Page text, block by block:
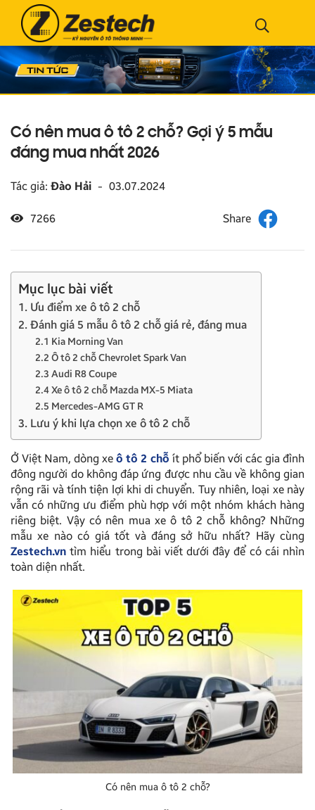
Có nên mua ô tô 2 chỗ? Gợi ý 5 mẫu
đáng mua nhất 2026
Tác giả: Đào Hải - 03.07.2024
7266
Mục lục bài viết
1. Ưu điểm xe ô tô 2 chỗ
2. Đánh giá 5 mẫu ô tô 2 chỗ giá rẻ, đáng mua
2.1 Kia Morning Van
2.2 Ô tô 2 chỗ Chevrolet Spark Van
2.3 Audi R8 Coupe
2.4 Xe ô tô 2 chỗ Mazda MX-5 Miata
2.5 Mercedes-AMG GT R
3. Lưu ý khi lựa chọn xe ô tô 2 chỗ
Ở Việt Nam, dòng xeô tô 2 chỗ ít phổ biến với các gia đình
đông người do không đáp ứng được nhu cầu về không gian
rộng rãi và tính tiện lợi khi di chuyển. Tuy nhiên, loại xe này
vẫn có những ưu điểm phù hợp với một nhóm khách hàng
riêng biệt. Vậy có nên mua xe ô tô 2 chỗ không? Những
mẫu xe nào có giá tốt và đáng sở hữu nhất? Hãy cùng
Zestech.vn tìm hiểu trong bài viết dưới đây để có cái nhìn
toàn diện nhất.
Có nên mua ô tô 2 chỗ?